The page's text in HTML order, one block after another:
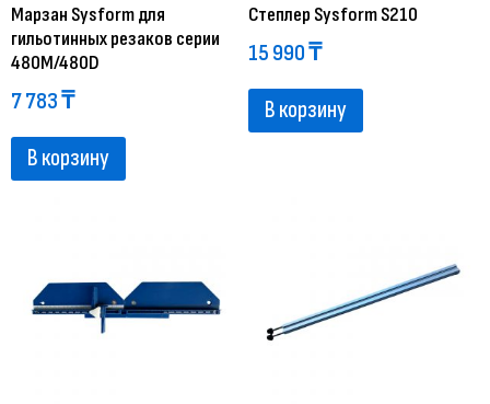
Марзан Sysform для
гильотинных резаков серии
480M/480D
7 783₸
В корзину
Степлер Sysform S210
15 990₸
В корзину